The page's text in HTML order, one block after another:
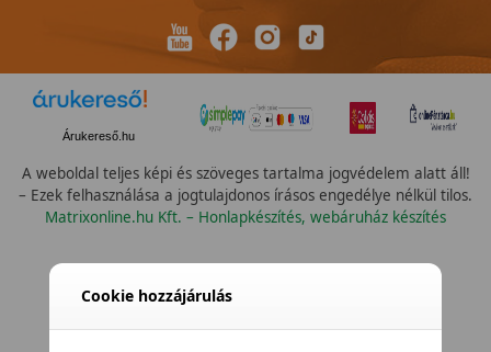
Árukereső.hu
A weboldal teljes képi és szöveges tartalma jogvédelem alatt áll!
– Ezek felhasználása a jogtulajdonos írásos engedélye nélkül tilos.
Matrixonline.hu Kft. – Honlapkészítés, webáruház készítés
Cookie hozzájárulás